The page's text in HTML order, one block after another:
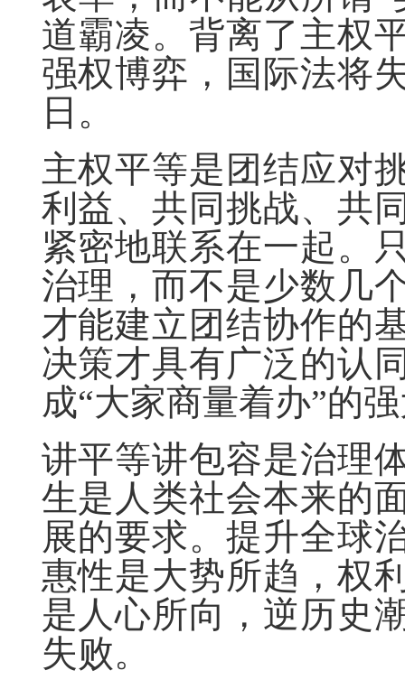
道霸凌。背离了主权
强权博弈，国际法将
日。
主权平等是团结应对
利益、共同挑战、共
紧密地联系在一起。
治理，而不是少数几
才能建立团结协作的
决策才具有广泛的认
成“大家商量着办”的
讲平等讲包容是治理
生是人类社会本来的
展的要求。提升全球
惠性是大势所趋，权
是人心所向，逆历史
失败。